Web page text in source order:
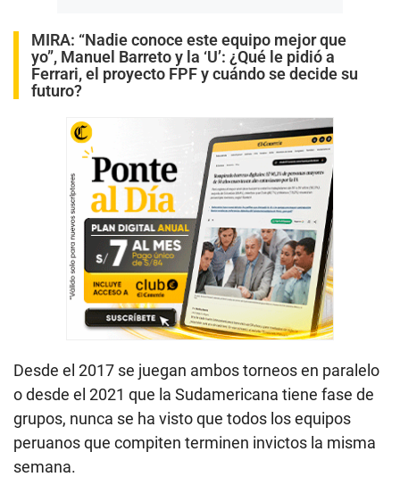
MIRA: “Nadie conoce este equipo mejor que
yo”, Manuel Barreto y la ‘U’: ¿Qué le pidió a
Ferrari, el proyecto FPF y cuándo se decide su
futuro?
Desde el 2017 se juegan ambos torneos en paralelo
o desde el 2021 que la Sudamericana tiene fase de
grupos, nunca se ha visto que todos los equipos
peruanos que compiten terminen invictos la misma
semana.